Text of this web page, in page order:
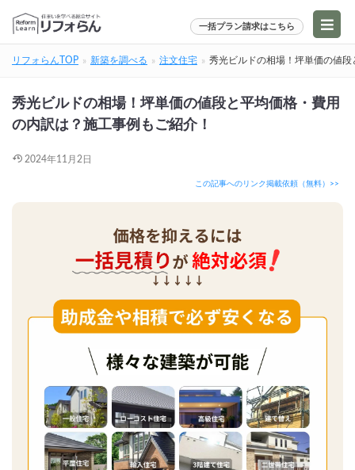
一括プラン請求はこちら
リフォらんTOP 新築を調べる 注文住宅 秀光ビルドの相場！坪単価の値
秀光ビルドの相場！坪単価の値段と平均価格・費用
の内訳は？施工事例もご紹介！
2024年11月2日
この記事へのリンク掲載依頼（無料）>>